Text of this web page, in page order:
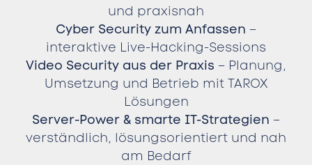
und praxisnah
Cyber Security zum Anfassen –
interaktive Live-Hacking-Sessions
Video Security aus der Praxis – Planung,
Umsetzung und Betrieb mit TAROX
Lösungen
Server-Power & smarte IT-Strategien –
verständlich, lösungsorientiert und nah
am Bedarf